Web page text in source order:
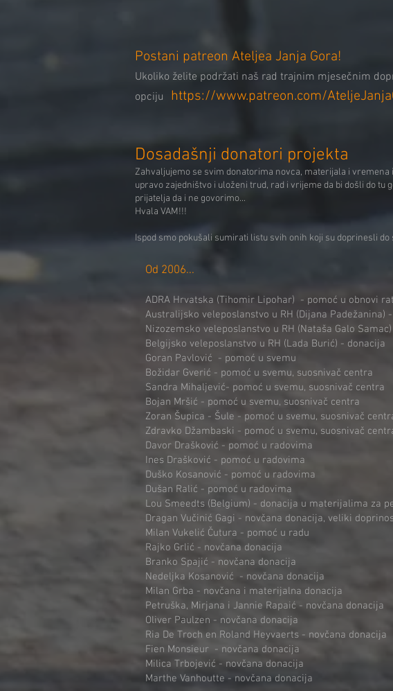
Postani patreon Ateljea Janja Gora!
Ukoliko želite podržati naš rad trajnim mjesečnim
opciju
https://www.patreon.com/
Dosadašnji donatori projekta
Zahvaljujemo se svim donatorima novca, materijala i
upravo zajedništvo i uloženi trud, rad i vrijeme da bi došli do tu
prijatelja da i ne govorimo...
Hvala VAM!!!
Ispod smo pokušali sumirati listu svih onih koji su doprinesli do
Od 2006...​
ADRA Hrvatska (Tihomir Lipohar) - pomoć u obnovi
Australijsko veleposlanstvo u RH (Dijana
Nizozemsko veleposlanstvo u RH (Nataša Galo
Belgijsko veleposlanstvo u RH (Lada Burić) - donacija
Goran Pavlović - pomoć u svemu
Božidar Gverić - pomoć u svemu, suosnivač centra
Sandra Mihaljević- pomoć u svemu, suosnivač centra
Bojan Mršić - pomoć u svemu, suosnivač centra
Zoran Šupica - Šule - pomoć u svemu, suosnivač
Zdravko Džambaski - pomoć u svemu, suosnivač
Davor Drašković - pomoć u radovima
Ines Drašković - pomoć u radovima
Duško Kosanović - pomoć u radovima
Dušan Ralić - pomoć u radovima
Lou Smeedts (Belgium) - donacija u materijalima za
Dragan Vučinić Gagi - novčana donacija, veliki
Milan Vukelić Čutura - pomoć u radu
Rajko Grlić - novčana donacija
Branko Spajić - novčana donacija
Nedeljka Kosanović - novčana donacija
Milan Grba - novčana i materijalna donacija
Petruška, Mirjana i Jannie Rapaić - novčana donacija
Oliver Paulzen - novčana donacija
Ria De Troch en Roland Heyvaerts - novčana donacija
Fien Monsieur - novčana donacija
Milica Trbojević - novčana donacija
Marthe Vanhoutte - novčana donacija